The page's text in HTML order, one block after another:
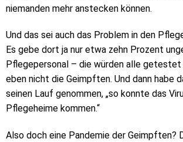
niemanden mehr anstecken können.
Und das sei auch das Problem in den
Es gebe dort ja nur etwa zehn Prozent
Pflegepersonal – die würden alle getestet
eben nicht die Geimpften. Und dann habe
seinen Lauf genommen, „so konnte das
Pflegeheime kommen.“
Also doch eine Pandemie der Geimpften?